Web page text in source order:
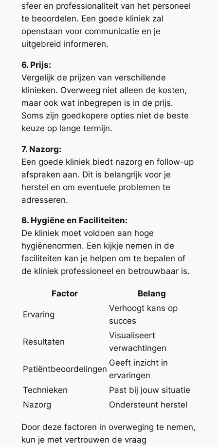
sfeer en professionaliteit van het personeel
te beoordelen. Een goede kliniek zal
openstaan voor communicatie en je
uitgebreid informeren.
6. Prijs:
Vergelijk de prijzen van verschillende
klinieken. Overweeg niet alleen de kosten,
maar ook wat inbegrepen is in de prijs.
Soms zijn goedkopere opties niet de beste
keuze op lange termijn.
7. Nazorg:
Een goede kliniek biedt nazorg en follow-up
afspraken aan. Dit is belangrijk voor je
herstel en om eventuele problemen te
adresseren.
8. Hygiëne en Faciliteiten:
De kliniek moet voldoen aan hoge
hygiënenormen. Een kijkje nemen in de
faciliteiten kan je helpen om te bepalen of
de kliniek professioneel en betrouwbaar is.
Factor Belang
Ervaring
Verhoogt kans op
succes
Resultaten
Visualiseert
verwachtingen
Patiëntbeoordelingen
Geeft inzicht in
ervaringen
Technieken
Past bij jouw situatie
Nazorg
Ondersteunt herstel
Door deze factoren in overweging te nemen,
kun je met vertrouwen de vraag